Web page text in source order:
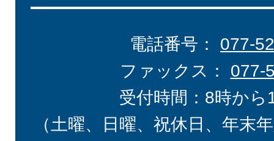
電話番号： 077-
ファックス： 077-
受付時間：8時から
（土曜、日曜、祝休日、年末